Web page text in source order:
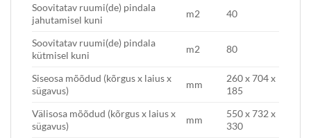
Soovitatav ruumi(de) pindala
jahutamisel kuni
m2 40
Soovitatav ruumi(de) pindala
kütmisel kuni
m2 80
Siseosa mõõdud (kõrgus x laius x
sügavus)
mm
260 x 704 x
185
Välisosa mõõdud (kõrgus x laius x
sügavus)
mm
550 x 732 x
330